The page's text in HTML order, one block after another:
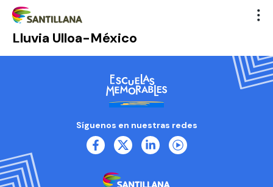
Lluvia Ulloa-México
Síguenos en nuestras redes